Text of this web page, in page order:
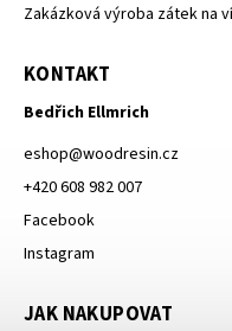
Zakázková výroba zátek na
KONTAKT
Bedřich Ellmrich
eshop@woodresin.cz
+420 608 982 007
Facebook
Instagram
JAK NAKUPOVAT